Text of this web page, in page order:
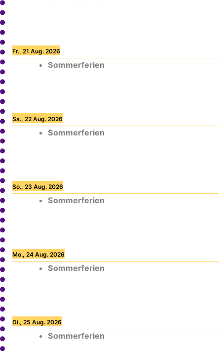
Fr., 21 Aug. 2026
Sommerferien
Sa., 22 Aug. 2026
Sommerferien
So., 23 Aug. 2026
Sommerferien
Mo., 24 Aug. 2026
Sommerferien
Di., 25 Aug. 2026
Sommerferien